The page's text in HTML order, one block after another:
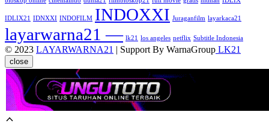
IDLIX21 IDNXXI INDOFILM INDOXXI Juraganfilm layarkaca21
layarwarna21 — lk21 los angeles netflix Subtitle Indonesia
© 2023 LAYARWARNA21 | Support By WarnaGroup LK21
close